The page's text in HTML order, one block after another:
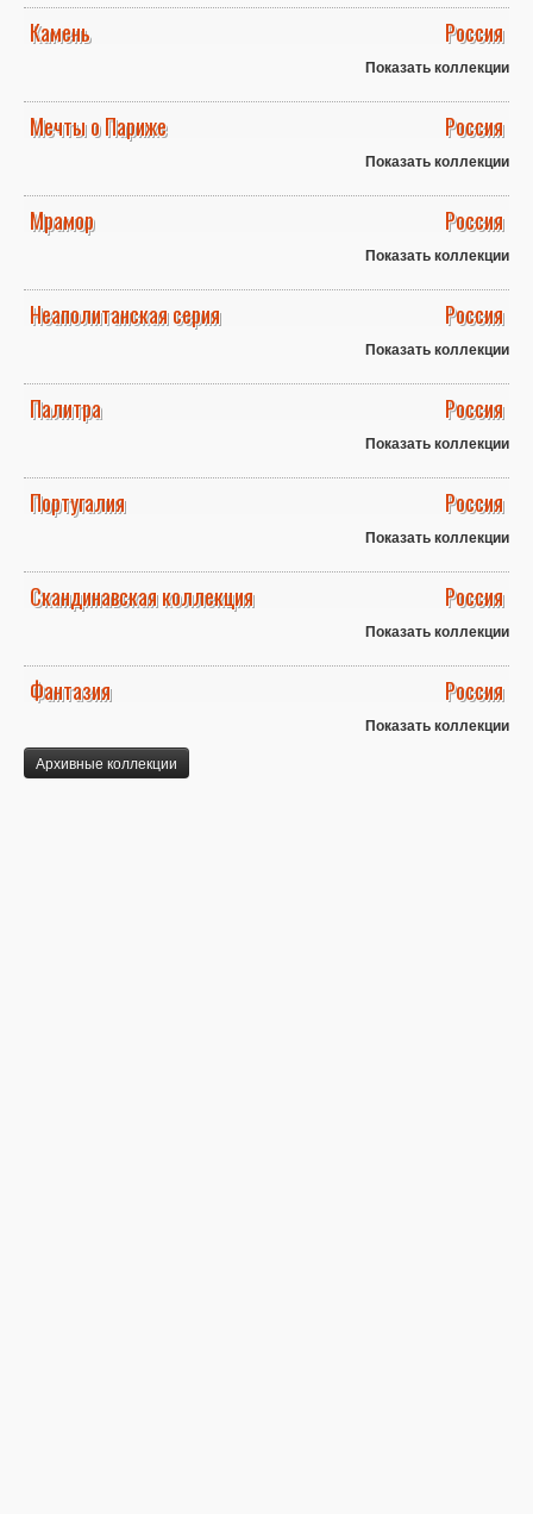
Камень Россия
Показать коллекции
Мечты о Париже Россия
Показать коллекции
Мрамор Россия
Показать коллекции
Неаполитанская серия Россия
Показать коллекции
Палитра Россия
Показать коллекции
Португалия Россия
Показать коллекции
Скандинавская коллекция Россия
Показать коллекции
Фантазия Россия
Показать коллекции
Архивные коллекции